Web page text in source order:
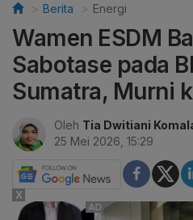
Berita Energi
Wamen ESDM
Sabotase pada
Sumatra, Murni
Oleh Tia Dwitiani
25 Mei 2026, 15:29
X